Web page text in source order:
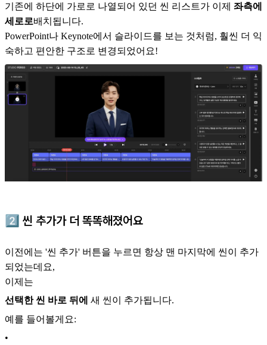
기존에 하단에 가로로 나열되어 있던 씬 리스트가 이제 좌측에
세로로배치됩니다.
PowerPoint나 Keynote에서 슬라이드를 보는 것처럼, 훨씬 더 익
숙하고 편안한 구조로 변경되었어요!
2️⃣ 씬 추가가 더 똑똑해졌어요
이전에는 '씬 추가' 버튼을 누르면 항상 맨 마지막에 씬이 추가
되었는데요,
이제는
선택한 씬 바로 뒤에 새 씬이 추가됩니다.
예를 들어볼게요:
•